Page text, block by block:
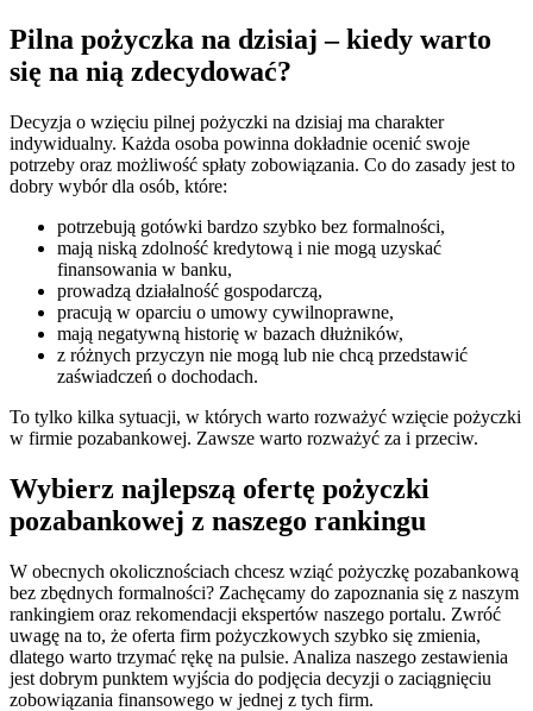
Pilna pożyczka na dzisiaj – kiedy warto
się na nią zdecydować?
Decyzja o wzięciu pilnej pożyczki na dzisiaj ma charakter
indywidualny. Każda osoba powinna dokładnie ocenić swoje
potrzeby oraz możliwość spłaty zobowiązania. Co do zasady jest to
dobry wybór dla osób, które:
potrzebują gotówki bardzo szybko bez formalności,
mają niską zdolność kredytową i nie mogą uzyskać
finansowania w banku,
prowadzą działalność gospodarczą,
pracują w oparciu o umowy cywilnoprawne,
mają negatywną historię w bazach dłużników,
z różnych przyczyn nie mogą lub nie chcą przedstawić
zaświadczeń o dochodach.
To tylko kilka sytuacji, w których warto rozważyć wzięcie pożyczki
w firmie pozabankowej. Zawsze warto rozważyć za i przeciw.
Wybierz najlepszą ofertę pożyczki
pozabankowej z naszego rankingu
W obecnych okolicznościach chcesz wziąć pożyczkę pozabankową
bez zbędnych formalności? Zachęcamy do zapoznania się z naszym
rankingiem oraz rekomendacji ekspertów naszego portalu. Zwróć
uwagę na to, że oferta firm pożyczkowych szybko się zmienia,
dlatego warto trzymać rękę na pulsie. Analiza naszego zestawienia
jest dobrym punktem wyjścia do podjęcia decyzji o zaciągnięciu
zobowiązania finansowego w jednej z tych firm.